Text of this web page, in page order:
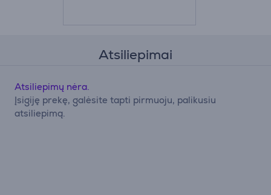
Atsiliepimai
Atsiliepimų nėra.
Įsigiję prekę, galėsite tapti pirmuoju, palikusiu
atsiliepimą.